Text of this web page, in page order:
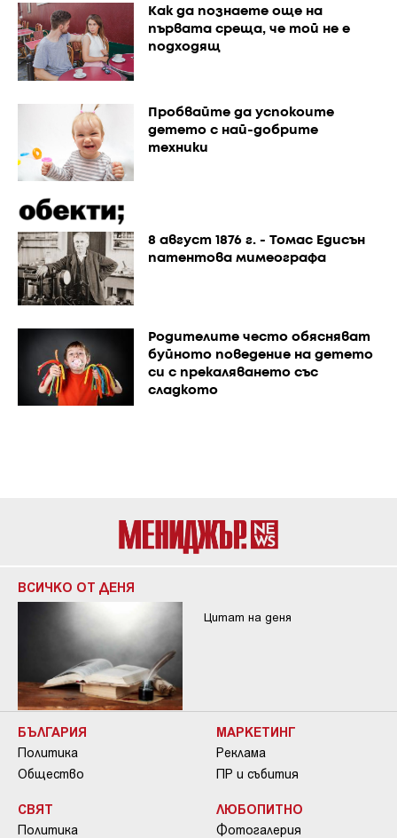
Как да познаете още на
първата среща, че той не е
подходящ
Пробвайте да успокоите
детето с най-добрите
техники
8 август 1876 г. - Томас Едисън
патентова мимеографа
Родителите често обясняват
буйното поведение на детето
си с прекаляването със
сладкото
ВСИЧКО ОТ ДЕНЯ
Цитат на деня
БЪЛГАРИЯ
Политика
Общество
СВЯТ
Политика
МАРКЕТИНГ
Реклама
ПР и събития
ЛЮБОПИТНО
Фотогалерия